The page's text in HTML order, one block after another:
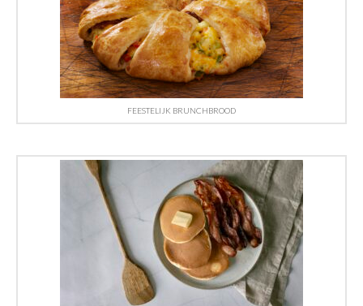
FEESTELIJK BRUNCHBROOD